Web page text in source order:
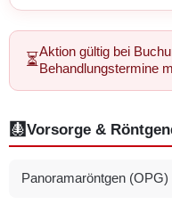
⏳Aktion gültig bei
Behandlungstermine
🩻Vorsorge &
Panoramaröntgen (OPG)